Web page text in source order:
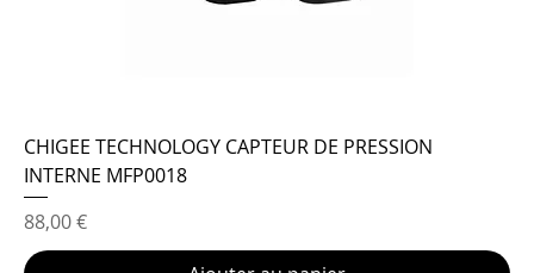
CHIGEE TECHNOLOGY CAPTEUR DE PRESSION
INTERNE MFP0018
Prix
88,00 €